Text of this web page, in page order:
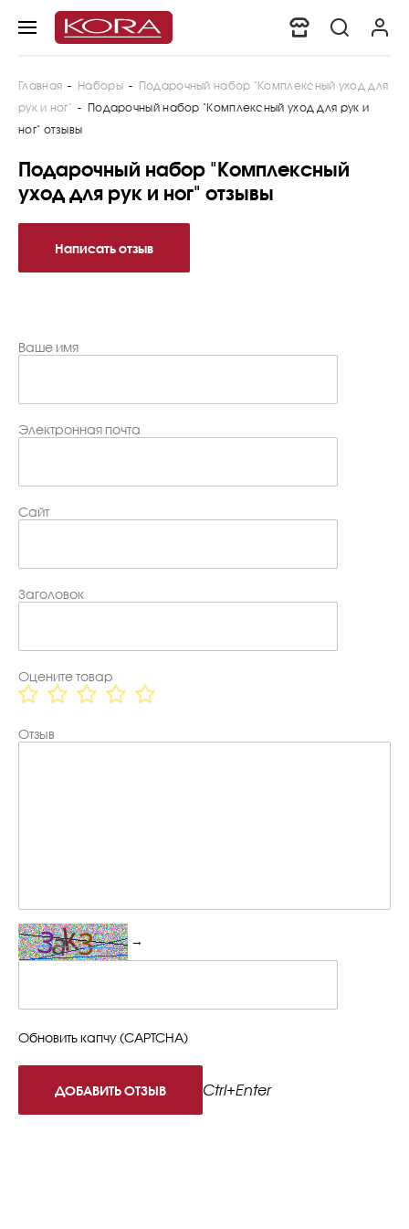
Главная - Наборы - Подарочный набор "Комплексный уход для
рук и ног" - Подарочный набор "Комплексный уход для рук и
ног" отзывы
Подарочный набор "Комплексный
уход для рук и ног" отзывы
Написать отзыв
Ваше имя
Электронная почта
Сайт
Заголовок
Оцените товар
Отзыв
→
Обновить капчу (CAPTCHA)
Ctrl+Enter